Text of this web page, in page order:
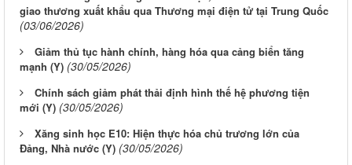
giao thương xuất khẩu qua Thương mại điện tử tại Trung Quốc
(03/06/2026)
Giảm thủ tục hành chính, hàng hóa qua cảng biển tăng
mạnh (Y) (30/05/2026)
Chính sách giảm phát thải định hình thế hệ phương tiện
mới (Y) (30/05/2026)
Xăng sinh học E10: Hiện thực hóa chủ trương lớn của
Đảng, Nhà nước (Y) (30/05/2026)